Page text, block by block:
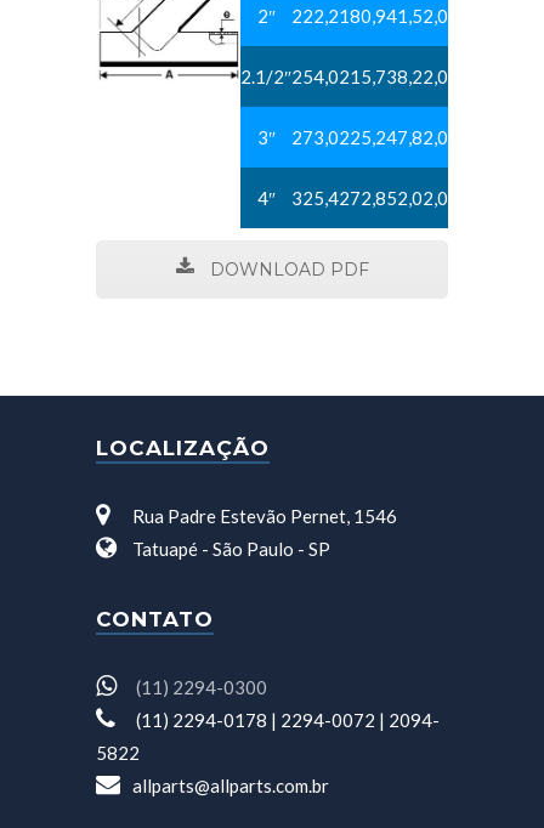
2″ 222,2180,941,52,0
2.1/2″254,0215,738,22,0
3″ 273,0225,247,82,0
4″ 325,4272,852,02,0
DOWNLOAD PDF
LOCALIZAÇÃO
Rua Padre Estevão Pernet, 1546
Tatuapé - São Paulo - SP
CONTATO
(11) 2294-0300
(11) 2294-0178 | 2294-0072 | 2094-
5822
allparts@allparts.com.br